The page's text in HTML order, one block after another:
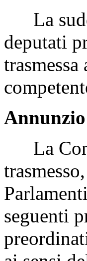
La
deputati
La
seguenti